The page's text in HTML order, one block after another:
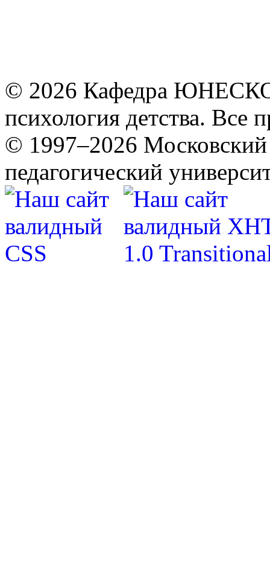
© 2026 Кафедра ЮНЕСКО
психология детства. Все
© 1997–2026 Московский
педагогический